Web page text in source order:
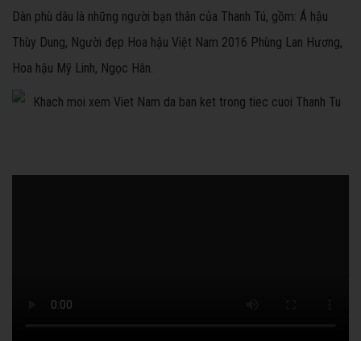
Dàn phù dâu là những người bạn thân của Thanh Tú, gồm: Á hậu
Thùy Dung, Người đẹp Hoa hậu Việt Nam 2016 Phùng Lan Hương,
Hoa hậu Mỹ Linh, Ngọc Hân.